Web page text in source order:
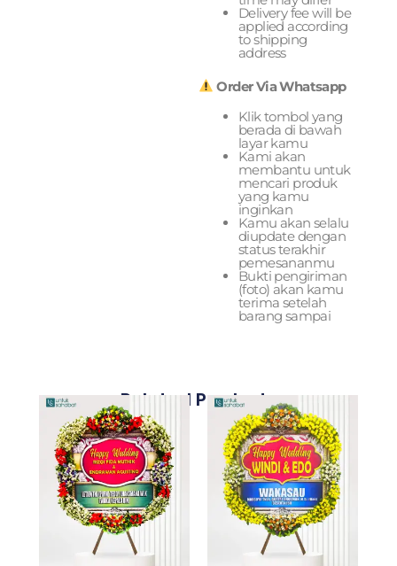
Delivery fee will be
applied according
to shipping
address
Order Via Whatsapp
Klik tombol yang
berada di bawah
layar kamu
Kami akan
membantu untuk
mencari produk
yang kamu
inginkan
Kamu akan selalu
diupdate dengan
status terakhir
pemesananmu
Bukti pengiriman
(foto) akan kamu
terima setelah
barang sampai
Related Products
Original
price
was:
Rp1.947.500.
Current
price
is:
Rp1.899.000.